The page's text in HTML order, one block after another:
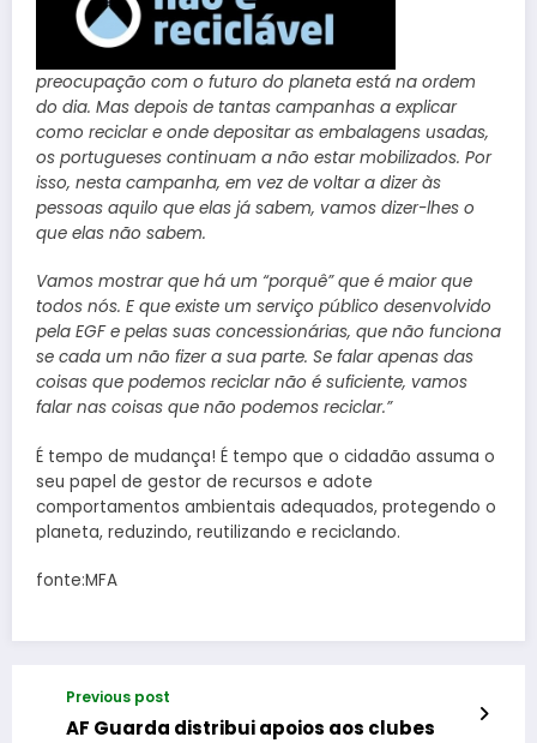
preocupação com o futuro do planeta está na ordem
do dia. Mas depois de tantas campanhas a explicar
como reciclar e onde depositar as embalagens usadas,
os portugueses continuam a não estar mobilizados. Por
isso, nesta campanha, em vez de voltar a dizer às
pessoas aquilo que elas já sabem, vamos dizer-lhes o
que elas não sabem.
Vamos mostrar que há um “porquê” que é maior que
todos nós. E que existe um serviço público desenvolvido
pela EGF e pelas suas concessionárias, que não funciona
se cada um não fizer a sua parte. Se falar apenas das
coisas que podemos reciclar não é suficiente, vamos
falar nas coisas que não podemos reciclar.”
É tempo de mudança! É tempo que o cidadão assuma o
seu papel de gestor de recursos e adote
comportamentos ambientais adequados, protegendo o
planeta, reduzindo, reutilizando e reciclando.
fonte:MFA
Previous post
AF Guarda distribui apoios aos clubes